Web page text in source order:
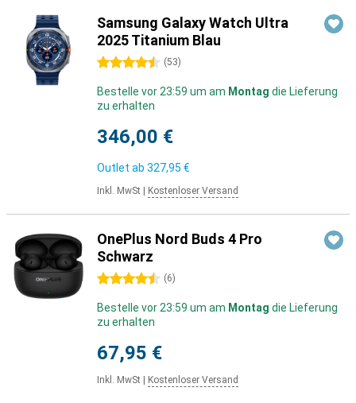
Samsung Galaxy Watch Ultra
2025 Titanium Blau
4.5 Sterne (53)
Bestelle vor 23:59 um am Montag die Lieferung
zu erhalten
346,00 €
Outlet ab 327,95 €
Inkl. MwSt Kostenloser Versand
OnePlus Nord Buds 4 Pro
Schwarz
4.5 Sterne (6)
Bestelle vor 23:59 um am Montag die Lieferung
zu erhalten
67,95 €
Inkl. MwSt Kostenloser Versand